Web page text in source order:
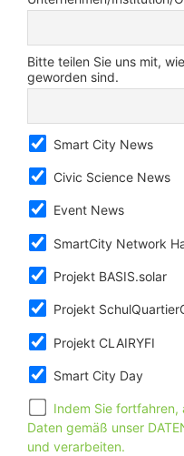
Bitte teilen Sie uns mit,
geworden sind.
Smart City News
Civic Science News
Event News
SmartCity Network
Projekt BASIS.solar
Projekt
Projekt CLAIRYFI
Smart City Day
Indem Sie fortfahren,
Daten gemäß unser
und verarbeiten.